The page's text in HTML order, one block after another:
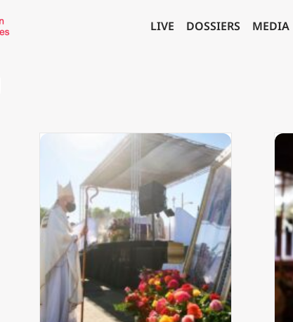
LIVE DOSSIERS MEDIA